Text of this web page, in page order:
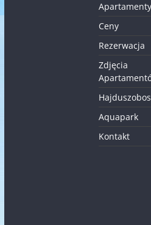
Apartamenty
Ceny
Rezerwacja
Zdjęcia
Aquapark
Kontakt